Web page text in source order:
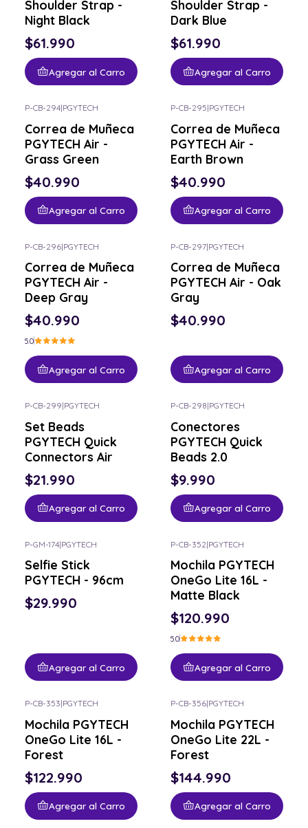
Shoulder Strap -
Night Black
$61.990
Agregar al Carro
Shoulder Strap -
Dark Blue
$61.990
Agregar al Carro
P-CB-294|PGYTECH
Correa de Muñeca
PGYTECH Air -
Grass Green
$40.990
Agregar al Carro
P-CB-295|PGYTECH
Correa de Muñeca
PGYTECH Air -
Earth Brown
$40.990
Agregar al Carro
P-CB-296|PGYTECH
Correa de Muñeca
PGYTECH Air -
Deep Gray
$40.990
5.0
Agregar al Carro
P-CB-297|PGYTECH
Correa de Muñeca
PGYTECH Air - Oak
Gray
$40.990
Agregar al Carro
P-CB-299|PGYTECH
Set Beads
PGYTECH Quick
Connectors Air
$21.990
Agregar al Carro
P-CB-298|PGYTECH
Conectores
PGYTECH Quick
Beads 2.0
$9.990
Agregar al Carro
P-GM-174|PGYTECH
Selfie Stick
PGYTECH - 96cm
$29.990
Agregar al Carro
P-CB-352|PGYTECH
Mochila PGYTECH
OneGo Lite 16L -
Matte Black
$120.990
5.0
Agregar al Carro
P-CB-353|PGYTECH
Mochila PGYTECH
OneGo Lite 16L -
Forest
$122.990
Agregar al Carro
P-CB-356|PGYTECH
Mochila PGYTECH
OneGo Lite 22L -
Forest
$144.990
Agregar al Carro